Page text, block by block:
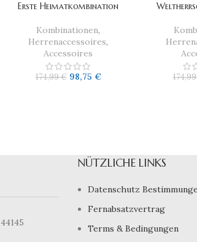
Erste Heimatkombination
Kombinationen,
Herrenaccessoires,
Accessoires
174,99€ 98,75 €
NÜTZLICHE LINKS
Datenschutz
Fernabsatzvertrag
Terms & Bedingungen